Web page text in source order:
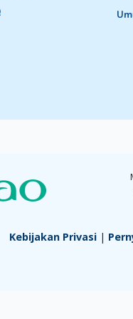
Si Kecil
meminta maaf.
1.200 anak berusia 2-17
membayangkan
Kebijakan Privasi|